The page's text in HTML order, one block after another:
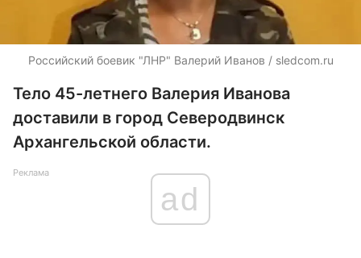
Российский боевик "ЛНР" Валерий Иванов / sledcom.ru
Тело 45-летнего Валерия Иванова
доставили в город Северодвинск
Архангельской области.
Реклама
ad